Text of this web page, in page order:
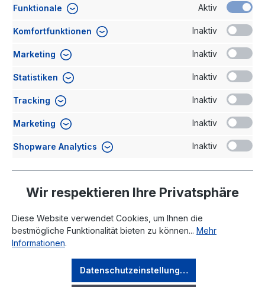
Lieferanschrift (falls abweichend)
Kommentar
der Verarbeitung meiner Daten zu.
Rechtliches
Funktionale Aktiv
Komfortfunktionen Inaktiv
Marketing Inaktiv
Statistiken Inaktiv
Tracking Inaktiv
Marketing Inaktiv
Shopware Analytics Inaktiv
Wir respektieren Ihre Privatsphäre
Diese Website verwendet Cookies, um Ihnen die
bestmögliche Funktionalität bieten zu können... Mehr
Informationen.
Datenschutzeinstellungen